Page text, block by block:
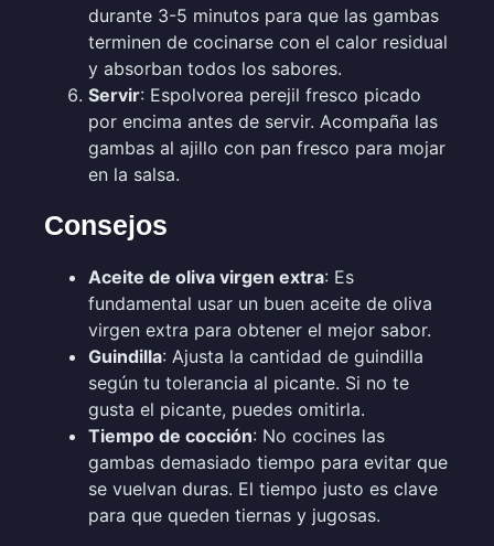
durante 3-5 minutos para que las gambas
terminen de cocinarse con el calor residual
y absorban todos los sabores.
Servir: Espolvorea perejil fresco picado
por encima antes de servir. Acompaña las
gambas al ajillo con pan fresco para mojar
en la salsa.
Consejos
Aceite de oliva virgen extra: Es
fundamental usar un buen aceite de oliva
virgen extra para obtener el mejor sabor.
Guindilla: Ajusta la cantidad de guindilla
según tu tolerancia al picante. Si no te
gusta el picante, puedes omitirla.
Tiempo de cocción: No cocines las
gambas demasiado tiempo para evitar que
se vuelvan duras. El tiempo justo es clave
para que queden tiernas y jugosas.